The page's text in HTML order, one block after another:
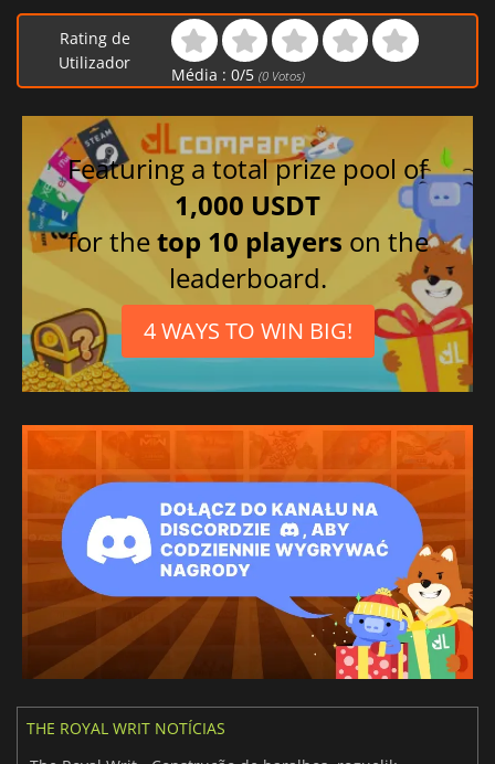
Rating de
Utilizador
Média : 0/5 (0Votos)
Featuring a total prize pool of
1,000 USDT
for thetop 10 players on the
leaderboard.
4 WAYS TO WIN BIG!
THE ROYAL WRIT NOTÍCIAS